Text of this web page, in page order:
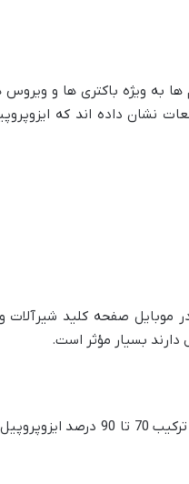
ها به ویژه باکتری ها و ویروس
موبایل صفحه کلید
بسیار مؤثر است.
افراد زیادی به دلایل اقتصادی و بهداشتی اقدام به ساخت